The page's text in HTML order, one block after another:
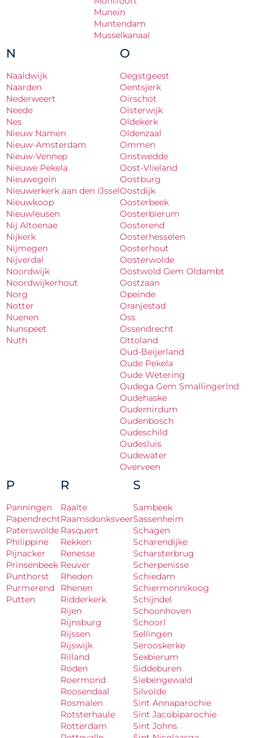
Munein
Muntendam
Musselkanaal
N
Naaldwijk
Naarden
Nederweert
Neede
Nes
Nieuw Namen
Nieuw-Amsterdam
Nieuw-Vennep
Nieuwe Pekela
Nieuwegein
Nieuwerkerk aan den IJssel
Nieuwkoop
Nieuwleusen
Nij Altoenae
Nijkerk
Nijmegen
Nijverdal
Noordwijk
Noordwijkerhout
Norg
Notter
Nuenen
Nunspeet
Nuth
O
Oegstgeest
Oentsjerk
Oirschot
Oisterwijk
Oldekerk
Oldenzaal
Ommen
Onstwedde
Oost-Vlieland
Oostburg
Oostdijk
Oosterbeek
Oosterbierum
Oosterend
Oosterhesselen
Oosterhout
Oosterwolde
Oostwold Gem Oldambt
Oostzaan
Opeinde
Oranjestad
Oss
Ossendrecht
Ottoland
Oud-Beijerland
Oude Pekela
Oude Wetering
Oudega Gem Smallingerlnd
Oudehaske
Oudemirdum
Oudenbosch
Oudeschild
Oudesluis
Oudewater
Overveen
P
Panningen
Papendrecht
Paterswolde
Philippine
Pijnacker
Prinsenbeek
Punthorst
Purmerend
Putten
R
Raalte
Raamsdonksveer
Rasquert
Rekken
Renesse
Reuver
Rheden
Rhenen
Ridderkerk
Rijen
Rijnsburg
Rijssen
Rijswijk
Rilland
Roden
Roermond
Roosendaal
Rosmalen
Rotsterhaule
Rotterdam
S
Sambeek
Sassenheim
Schagen
Scharendijke
Scharsterbrug
Scherpenisse
Schiedam
Schiermonnikoog
Schijndel
Schoonhoven
Schoorl
Sellingen
Serooskerke
Sexbierum
Siddeburen
Siebengewald
Silvolde
Sint Annaparochie
Sint Jacobiparochie
Sint Johns